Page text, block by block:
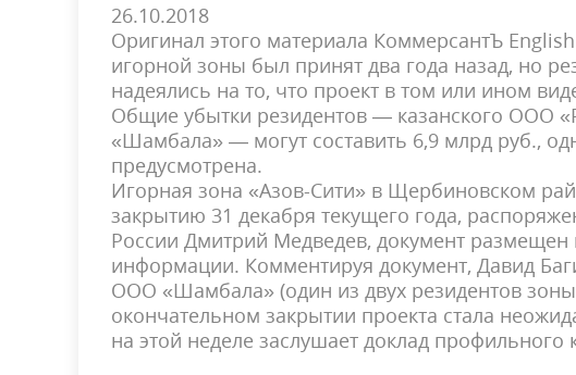
26.10.2018
Оригинал этого материала КоммерсантЪ
игорной зоны был принят два года назад, но
надеялись на то, что проект в том или ином
Общие убытки резидентов — казанского ООО
«Шамбала» — могут составить 6,9 млрд руб.,
предусмотрена.
Игорная зона «Азов-Сити» в Щербиновском
закрытию 31 декабря текущего года,
России Дмитрий Медведев, документ
информации. Комментируя документ, Давид
ООО «Шамбала» (один из двух резидентов
окончательном закрытии проекта стала
на этой неделе заслушает доклад профильного